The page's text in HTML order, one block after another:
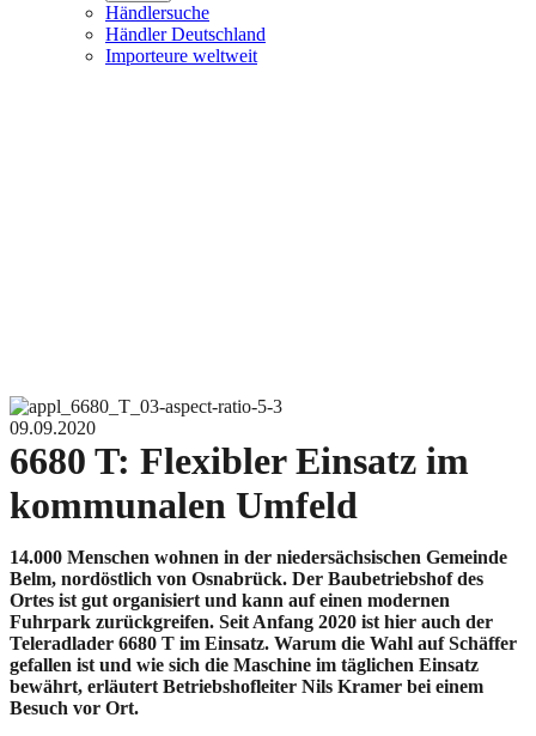
Händlersuche
Händler Deutschland
Importeure weltweit
09.09.2020
6680 T: Flexibler Einsatz im
kommunalen Umfeld
14.000 Menschen wohnen in der niedersächsischen Gemeinde
Belm, nordöstlich von Osnabrück. Der Baubetriebshof des
Ortes ist gut organisiert und kann auf einen modernen
Fuhrpark zurückgreifen. Seit Anfang 2020 ist hier auch der
Teleradlader 6680 T im Einsatz. Warum die Wahl auf Schäffer
gefallen ist und wie sich die Maschine im täglichen Einsatz
bewährt, erläutert Betriebshofleiter Nils Kramer bei einem
Besuch vor Ort.